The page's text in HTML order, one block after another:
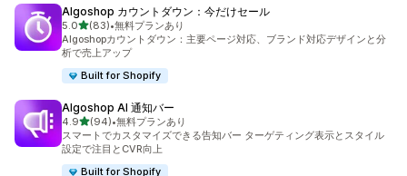
Algoshop カウントダウン：今だけセール
5.05つ星中
(83)
合計レビュー数：83件
•無料プランあり
Algoshopカウントダウン：主要ページ対応、ブランド対応デザインと分
析で売上アップ
Built for Shopify
Algoshop AI 通知バー
4.95つ星中
(94)
合計レビュー数：94件
•無料プランあり
スマートでカスタマイズできる告知バー ターゲティング表示とスタイル
設定で注目とCVR向上
Built for Shopify